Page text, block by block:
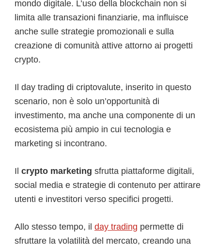
mondo digitale. L’uso della blockchain non si
limita alle transazioni finanziarie, ma influisce
anche sulle strategie promozionali e sulla
creazione di comunità attive attorno ai progetti
crypto.
Il day trading di criptovalute, inserito in questo
scenario, non è solo un’opportunità di
investimento, ma anche una componente di un
ecosistema più ampio in cui tecnologia e
marketing si incontrano.
Il crypto marketing sfrutta piattaforme digitali,
social media e strategie di contenuto per attirare
utenti e investitori verso specifici progetti.
Allo stesso tempo, il day trading permette di
sfruttare la volatilità del mercato, creando una